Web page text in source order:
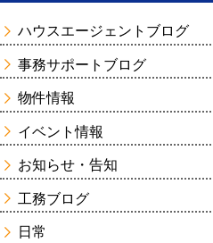
ハウスエージェントブログ
事務サポートブログ
物件情報
イベント情報
お知らせ・告知
工務ブログ
日常